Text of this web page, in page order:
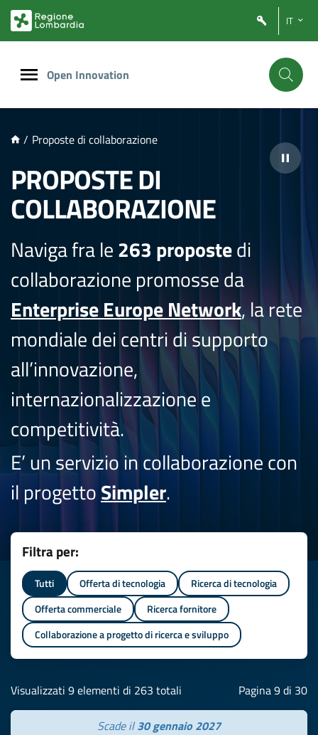
PRINCIPALE
IT
Open Innovation
/ Proposte di collaborazione
PROPOSTE DI
COLLABORAZIONE
Naviga fra le263 propostedi
collaborazione promosse da
Enterprise Europe Network, la rete
mondiale dei centri di supporto
all’innovazione,
internazionalizzazione e
competitività.
E’ un servizio in collaborazione con
il progettoSimpler.
Filtra per:
Tutti Offerta di tecnologia
Ricerca di tecnologia
Offerta commerciale
Ricerca fornitore
Collaborazione a progetto di ricerca e sviluppo
Visualizzati 9 elementi di 263 totali Pagina 9 di 30
Scade il30 gennaio 2027